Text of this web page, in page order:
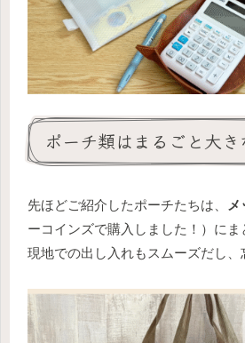
ポーチ類はまるごと大
先ほどご紹介したポーチたちは、
ーコインズで購入しました！）にま
現地での出し入れもスムーズだし、